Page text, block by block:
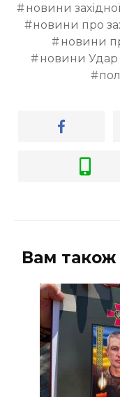
новини
новини про
новини
новини Удар
Вам